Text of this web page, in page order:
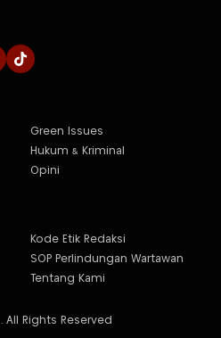
Green Issues
Hukum & Kriminal
Opini
Kode Etik Redaksi
SOP Perlindungan Wartawan
Tentang Kami
Rights Reserved